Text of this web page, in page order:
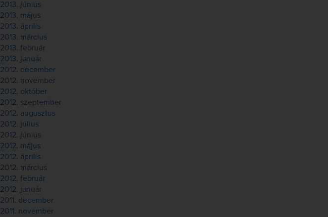
2013. június
2013. május
2013. április
2013. március
2013. február
2013. január
2012. december
2012. november
2012. október
2012. szeptember
2012. augusztus
2012. július
2012. június
2012. május
2012. április
2012. március
2012. február
2012. január
2011. december
2011. november